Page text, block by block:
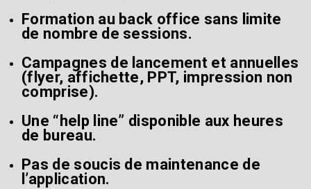
Formation au back office sans limite
de nombre de sessions.
Campagnes de lancement et annuelles
(flyer, affichette, PPT, impression non
comprise).
Une “help line” disponible aux heures
de bureau.
Pas de soucis de maintenance de
l’application.